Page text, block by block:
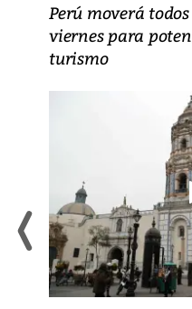
Perú moverá
viernes para
turismo